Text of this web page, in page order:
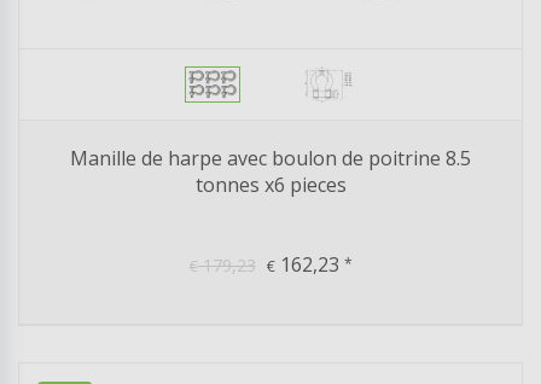
Manille de harpe avec boulon de poitrine 8.5
tonnes x6 pieces
€179,23 €162,23 *